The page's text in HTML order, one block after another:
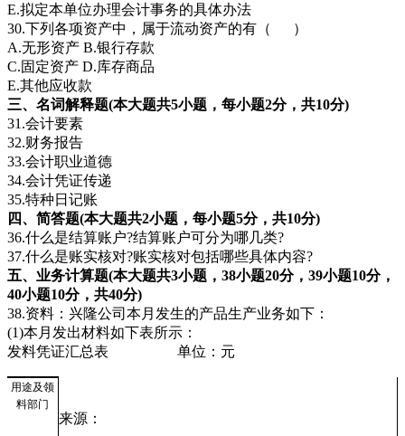
E.拟定本单位办理会计事务的具体办法
30.下列各项资产中，属于流动资产的有（ ）
A.无形资产 B.银行存款
C.固定资产 D.库存商品
E.其他应收款
三、名词解释题(本大题共5小题，每小题2分，共10分)
31.会计要素
32.财务报告
33.会计职业道德
34.会计凭证传递
35.特种日记账
四、简答题(本大题共2小题，每小题5分，共10分)
36.什么是结算账户?结算账户可分为哪几类?
37.什么是账实核对?账实核对包括哪些具体内容?
五、业务计算题(本大题共3小题，38小题20分，39小题10分，
40小题10分，共40分)
38.资料：兴隆公司本月发生的产品生产业务如下：
(1)本月发出材料如下表所示：
发料凭证汇总表 单位：元
用途及领
料部门
来源：